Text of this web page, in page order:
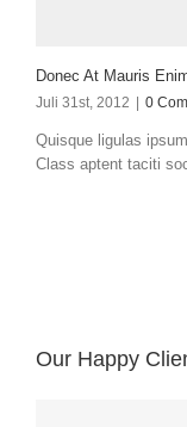
Donec At Mauris
Juli 31st, 2012 | 0
Quisque ligulas
Class aptent taciti
Our Happy